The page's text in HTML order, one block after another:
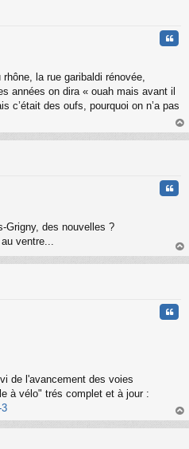
la rue garibaldi rénovée,
années on dira « ouah mais avant il
c’était des oufs, pourquoi on n’a pas
au
Grigny, des nouvelles ?
ventre...
au
de l'avancement des voies
à vélo" trés complet et à jour :
au